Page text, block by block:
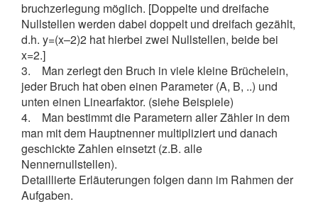
bruchzerlegung möglich. [Doppelte und dreifache
Nullstellen werden dabei doppelt und dreifach gezählt,
d.h. y=(x–2)2 hat hierbei zwei Nullstellen, beide bei
x=2.]
3. Man zerlegt den Bruch in viele kleine Brüchelein,
jeder Bruch hat oben einen Parameter (A, B, ..) und
unten einen Linearfaktor. (siehe Beispiele)
4. Man bestimmt die Parametern aller Zähler in dem
man mit dem Hauptnenner multipliziert und danach
geschickte Zahlen einsetzt (z.B. alle
Nennernullstellen).
Detaillierte Erläuterungen folgen dann im Rahmen der
Aufgaben.